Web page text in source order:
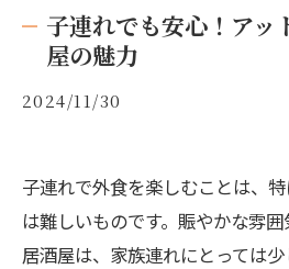
子連れでも安心！アッ
屋の魅力
2024/11/30
子連れで外食を楽しむことは、
は難しいものです。賑やかな雰
居酒屋は、家族連れにとっては